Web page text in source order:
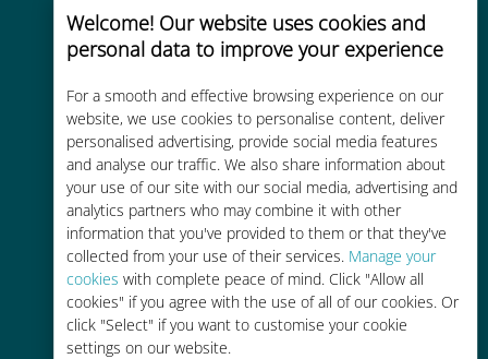
Welcome! Our website uses cookies and
personal data to improve your experience
For a smooth and effective browsing experience on our
website, we use cookies to personalise content, deliver
personalised advertising, provide social media features
and analyse our traffic. We also share information about
your use of our site with our social media, advertising and
analytics partners who may combine it with other
information that you've provided to them or that they've
collected from your use of their services. Manage your
cookies with complete peace of mind. Click "Allow all
cookies" if you agree with the use of all of our cookies. Or
click "Select" if you want to customise your cookie
settings on our website.
Uygun maliyetli
Mevcut operatörünüzle dolaşım
ücretlerinden %90'a kadar daha
ucuz
Kolay doldurma